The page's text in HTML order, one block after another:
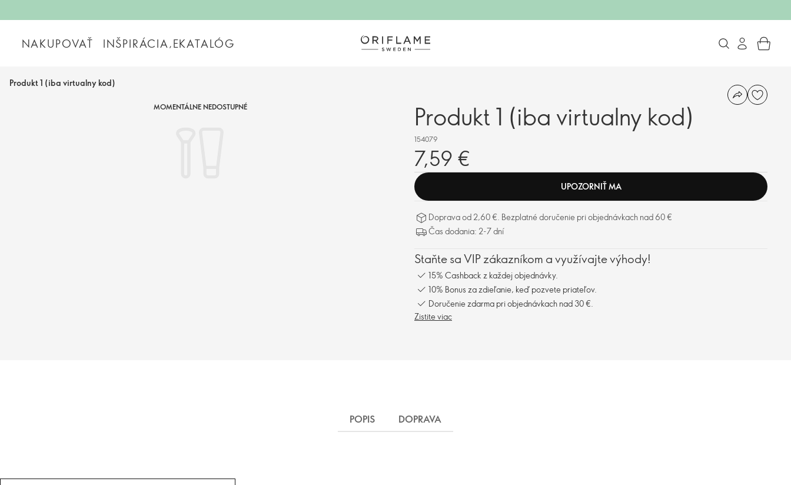
NAKUPOVAŤ INŠPIRÁCIA,EKATALÓG
Produkt 1 (iba virtualny kod)
MOMENTÁLNE NEDOSTUPNÉ Produkt 1 (iba virtualny kod)
154079
7,59 €
UPOZORNIŤ MA
Doprava od 2,60 €. Bezplatné doručenie pri objednávkach nad 60 €
Čas dodania: 2-7 dní
Staňte sa VIP zákazníkom a využívajte výhody!
15% Cashback z každej objednávky.
10% Bonus za zdieľanie, keď pozvete priateľov.
Doručenie zdarma pri objednávkach nad 30 €.
Zistite viac
POPIS DOPRAVA